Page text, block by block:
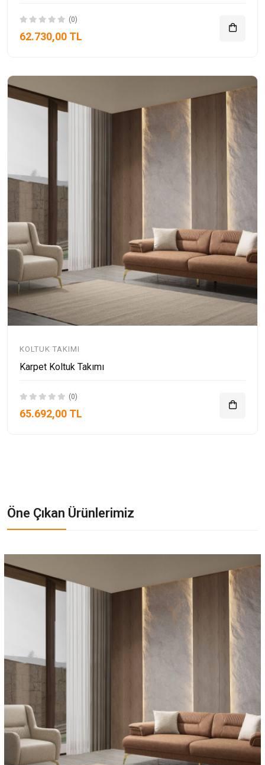
(0)
62.730,00 TL
KOLTUK TAKIMI
Karpet Koltuk Takımı
(0)
65.692,00 TL
Öne Çıkan Ürünlerimiz